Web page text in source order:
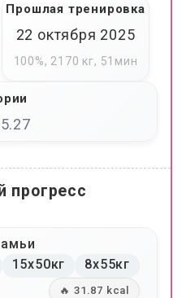
Прошлая тренировка
22 октября 2025
100%, 2170 кг, 51мин
прогресс
15x50кг 8x55кг
🔥 31.87 kcal